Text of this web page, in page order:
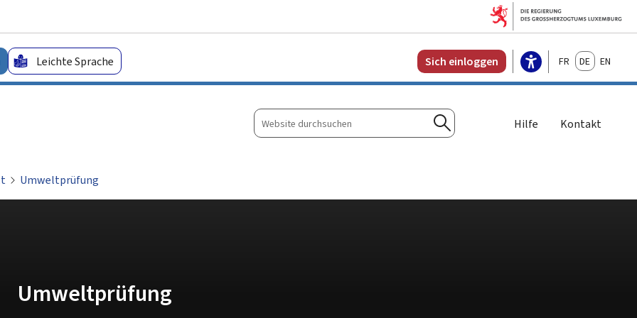
Leichte Sprache Sich einloggen FrançaisDeutschEnglish
Website
durchsuchen
Suchen
Hilfe Kontakt
Umweltprüfung
Umweltprüfung